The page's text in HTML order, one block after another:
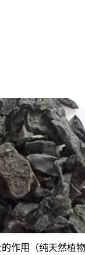
作用（纯天然植